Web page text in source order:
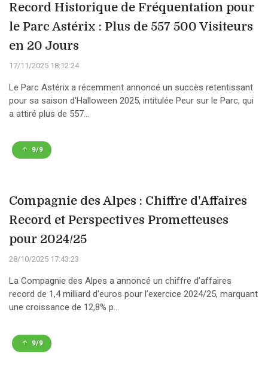
Record Historique de Fréquentation pour
le Parc Astérix : Plus de 557 500 Visiteurs
en 20 Jours
17/11/2025 18:12:24
Le Parc Astérix a récemment annoncé un succès retentissant
pour sa saison d'Halloween 2025, intitulée Peur sur le Parc, qui
a attiré plus de 557...
9/9
Compagnie des Alpes : Chiffre d'Affaires
Record et Perspectives Prometteuses
pour 2024/25
28/10/2025 17:43:23
La Compagnie des Alpes a annoncé un chiffre d’affaires
record de 1,4 milliard d'euros pour l’exercice 2024/25, marquant
une croissance de 12,8% p...
9/9